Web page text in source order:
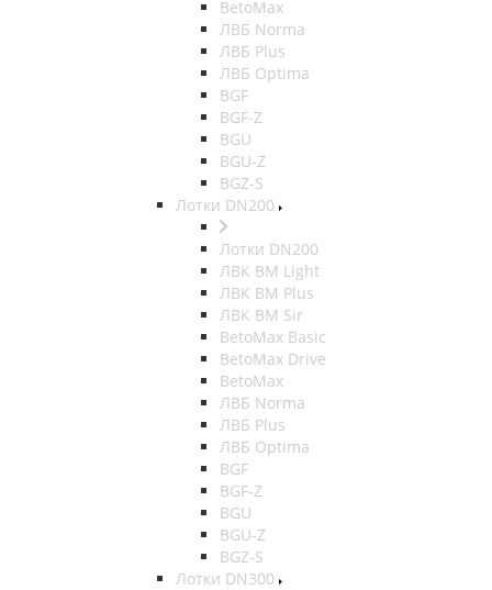
BetoMax
ЛВБ Norma
ЛВБ Plus
ЛВБ Optima
BGF
BGF-Z
BGU
BGU-Z
BGZ-S
Лотки DN200
Лотки DN200
ЛВК ВМ Light
ЛВК ВМ Plus
ЛВК ВМ Sir
BetoMax Basic
BetoMax Drive
BetoMax
ЛВБ Norma
ЛВБ Plus
ЛВБ Optima
BGF
BGF-Z
BGU
BGU-Z
BGZ-S
Лотки DN300